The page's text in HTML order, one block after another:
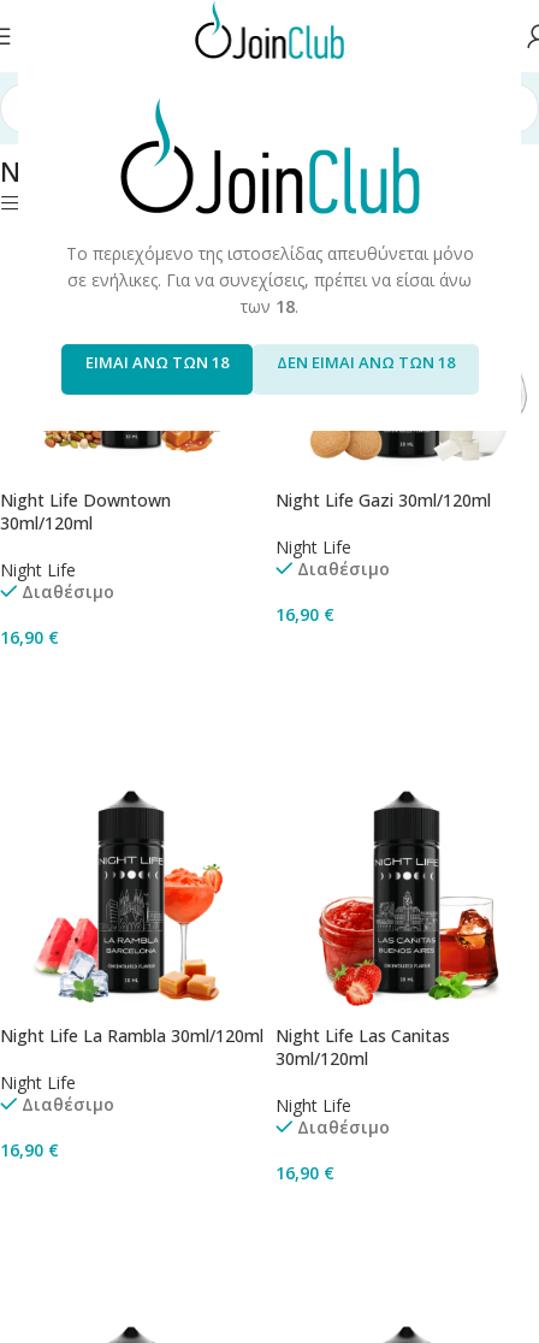
Το περιεχόμενο της ιστοσελίδας απευθύνεται μόνο
σε ενήλικες. Για να συνεχίσεις, πρέπει να είσαι άνω
των 18.
ΕΙΜΑΙ ΑΝΩ ΤΩΝ 18 ΔΕΝ ΕΙΜΑΙ ΑΝΩ ΤΩΝ 18
σελίδα Υγρά Αναπλήρωσης Night Life
Night Life
Night Life Downtown
30ml/120ml
Night Life
Διαθέσιμο
16,90 €
Night Life Gazi 30ml/120ml
Night Life
Διαθέσιμο
16,90 €
Night Life La Rambla 30ml/120ml
Night Life
Διαθέσιμο
16,90 €
Night Life Las Canitas
30ml/120ml
Night Life
Διαθέσιμο
16,90 €